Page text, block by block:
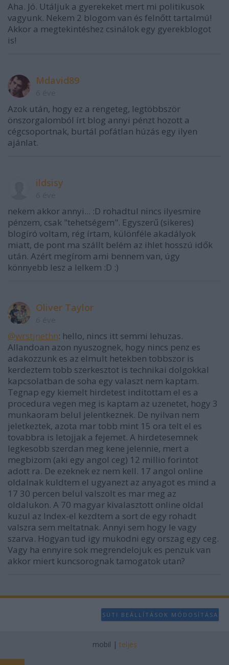
Aha. Jó. Utáljuk a gyerekeket mert mi politikusok
vagyunk. Nekem 2 blogom van és felnőtt tartalmú!
Akkor a megtekintéshez csinálok egy gyerekblogot
is!
Mdavid89
Azok után, hogy ez a rengeteg, legtöbbször
önszorgalomból írt blog annyi pénzt hozott a
cégcsoportnak, burtál pofátlan húzás egy ilyen
ajánlat.
ildsisy
nekem akkor annyi... :D rohadtul nincs ilyesmire
pénzem, csak "tehetségem". Egyszerű (sikeres)
blogíró voltam, rég írtam, különféle akadályok
miatt, de pont ma szállt belém az ihlet hosszú idők
után. Azért megírom ami bennem van, úgy
könnyebb lesz a lelkem :D :)
Oliver Taylor
@wrstjnethn: hello, nincs itt semmi lehuzas.
Allandoan azon nyuszognek, hogy nincs penz es
adakozzunk es az elmult hetekben tobbszor is
kerdeztem tobb szerkesztot is technikai dolgokkal
kapcsolatban de soha egy valaszt nem kaptam.
Tegnap egy kiemelt hirdetest inditottam el es a
procedura vegen meg is kaptam az uzenetet, hogy 3
munkaoram belul jelentkeznek. De nyilvan nem
jeletkeztek, azota mar tobb mint 15 ora telt el es
tovabbra is letojjak a fejemet. A hirdetesemnek
legkesobb szerdan meg kene jelennie, mert a
megbizom (aki egy angol ceg) 12 millio forintot
adott ra. De ezeknek ez nem kell. 17 angol online
oldalnak kuldtem el ugyanezt az anyagot es mind a
17 30 percen belul valszolt es mar meg az
oldalukon. A 70 magyar kivalasztott online oldal
kuzul az Index-el kezdtem a sort de egy rohadt
valszra sem meltatnak. Annyi sem hogy le vagy
szarva. Hogyan tud igy mukodni egy orszag egy ceg.
Vagy ha ennyire sok megrendelojuk es penzuk van
akkor miert kuncsorognak tamogatok utan?
SÜTI BEÁLLÍTÁSOK MÓDOSÍTÁSA
mobil | teljes